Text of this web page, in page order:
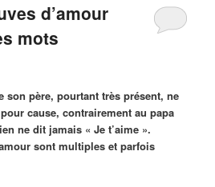
d’amour
mots
son père, pourtant très présent, ne
cause, contrairement au papa
ne dit jamais « Je t’aime ».
sont multiples et parfois